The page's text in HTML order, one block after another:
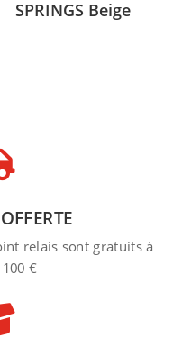
SPRINGS Beige
relais sont gratuits à
€